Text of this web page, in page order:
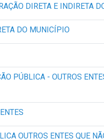
DIRETA E INDIRETA
DO MUNICÍPIO
PÚBLICA - OUTROS
OUTROS ENTES QUE